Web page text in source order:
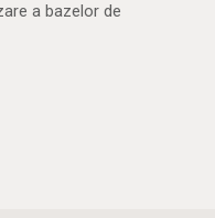
a bazelor de